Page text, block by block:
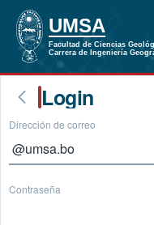
Login
Dirección de correo
Contraseña